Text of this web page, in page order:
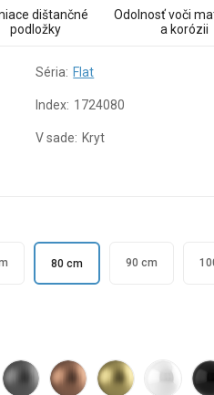
dištančné
podložky
Odolnosť voči
a korózii
Séria: Flat
Index: 1724080
V sade: Kryt
80 cm 90 cm